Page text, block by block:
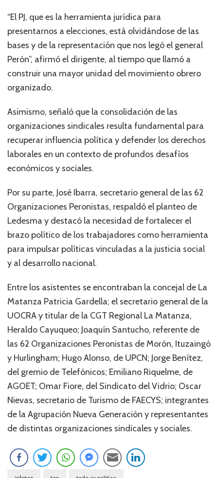
“El PJ, que es la herramienta jurídica para
presentarnos a elecciones, está olvidándose de las
bases y de la representación que nos legó el general
Perón”, afirmó el dirigente, al tiempo que llamó a
construir una mayor unidad del movimiento obrero
organizado.
Asimismo, señaló que la consolidación de las
organizaciones sindicales resulta fundamental para
recuperar influencia política y defender los derechos
laborales en un contexto de profundos desafíos
económicos y sociales.
Por su parte, José Ibarra, secretario general de las 62
Organizaciones Peronistas, respaldó el planteo de
Ledesma y destacó la necesidad de fortalecer el
brazo político de los trabajadores como herramienta
para impulsar políticas vinculadas a la justicia social
y al desarrollo nacional.
Entre los asistentes se encontraban la concejal de La
Matanza Patricia Gardella; el secretario general de la
UOCRA y titular de la CGT Regional La Matanza,
Heraldo Cayuqueo; Joaquín Santucho, referente de
las 62 Organizaciones Peronistas de Morón, Ituzaingó
y Hurlingham; Hugo Alonso, de UPCN; Jorge Benítez,
del gremio de Telefónicos; Emiliano Riquelme, de
AGOET; Omar Fiore, del Sindicato del Vidrio; Oscar
Nievas, secretario de Turismo de FAECYS; integrantes
de la Agrupación Nueva Generación y representantes
de distintas organizaciones sindicales y sociales.